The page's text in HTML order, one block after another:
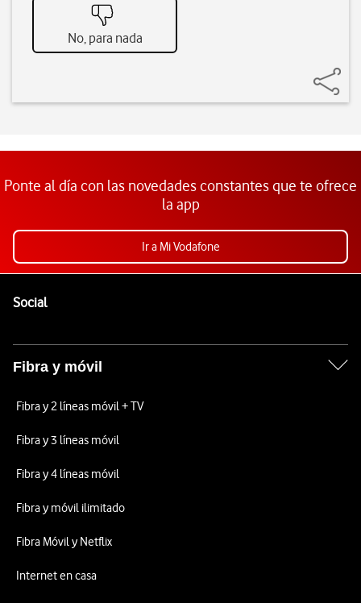
No, para nada
Ponte al día con las novedades constantes que te ofrece
la app
Ir a Mi Vodafone
SocialEnlaces a las redes sociales de Vodafone
Fibra y móvil
Fibra y 2 líneas móvil + TV
Fibra y 3 líneas móvil
Fibra y 4 líneas móvil
Fibra y móvil ilimitado
Fibra Móvil y Netflix
Internet en casa